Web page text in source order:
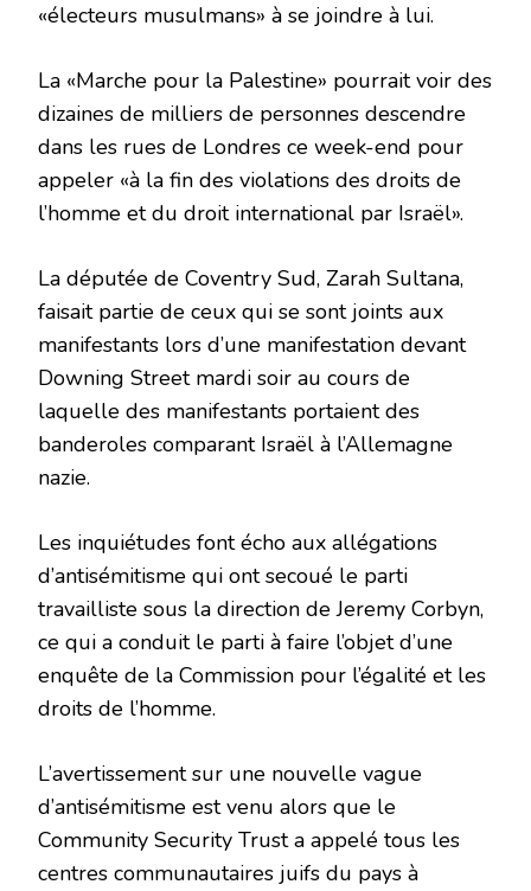
«électeurs musulmans» à se joindre à lui.
La «Marche pour la Palestine» pourrait voir des
dizaines de milliers de personnes descendre
dans les rues de Londres ce week-end pour
appeler «à la fin des violations des droits de
l’homme et du droit international par Israël».
La députée de Coventry Sud, Zarah Sultana,
faisait partie de ceux qui se sont joints aux
manifestants lors d’une manifestation devant
Downing Street mardi soir au cours de
laquelle des manifestants portaient des
banderoles comparant Israël à l’Allemagne
nazie.
Les inquiétudes font écho aux allégations
d’antisémitisme qui ont secoué le parti
travailliste sous la direction de Jeremy Corbyn,
ce qui a conduit le parti à faire l’objet d’une
enquête de la Commission pour l’égalité et les
droits de l’homme.
L’avertissement sur une nouvelle vague
d’antisémitisme est venu alors que le
Community Security Trust a appelé tous les
centres communautaires juifs du pays à